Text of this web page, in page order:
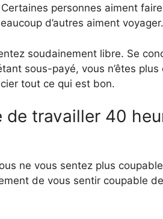
personnes aiment
d’autres aiment voyager.
soudainement libre. Se
sous-payé, vous n’êtes plus
tout ce qui est bon.
de travailler 40
ne vous sentez plus
de vous sentir coupable